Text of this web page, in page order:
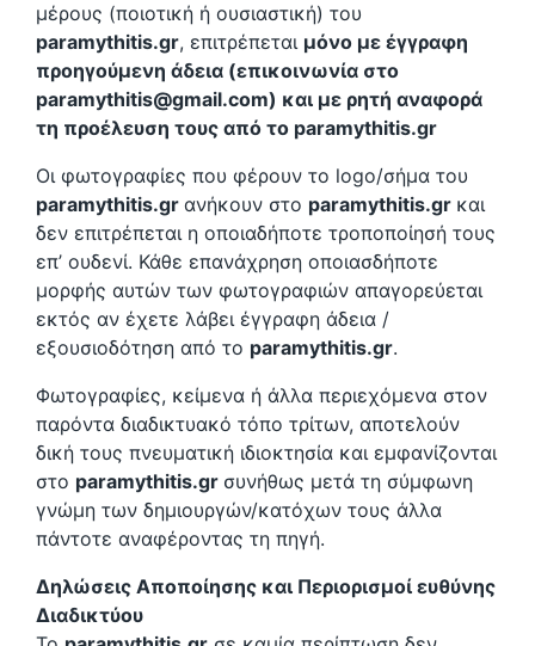
μέρους (ποιοτική ή ουσιαστική) του
paramythitis.gr, επιτρέπεται μόνο με έγγραφη
προηγούμενη άδεια (επικοινωνία στο
paramythitis@gmail.com) και με ρητή αναφορά
τη προέλευση τους από το paramythitis.gr
Οι φωτογραφίες που φέρουν το logo/σήμα του
paramythitis.gr ανήκουν στο paramythitis.gr και
δεν επιτρέπεται η οποιαδήποτε τροποποίησή τους
επ’ ουδενί. Κάθε επανάχρηση οποιασδήποτε
μορφής αυτών των φωτογραφιών απαγορεύεται
εκτός αν έχετε λάβει έγγραφη άδεια /
εξουσιοδότηση από το paramythitis.gr.
Φωτογραφίες, κείμενα ή άλλα περιεχόμενα στον
παρόντα διαδικτυακό τόπο τρίτων, αποτελούν
δική τους πνευματική ιδιοκτησία και εμφανίζονται
στο paramythitis.gr συνήθως μετά τη σύμφωνη
γνώμη των δημιουργών/κατόχων τους άλλα
πάντοτε αναφέροντας τη πηγή.
Δηλώσεις Αποποίησης και Περιορισμοί ευθύνης
Διαδικτύου